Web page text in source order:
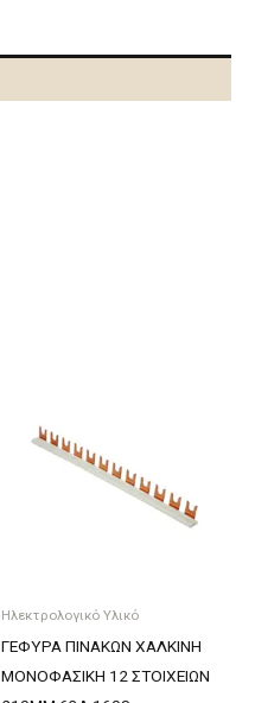
Ηλεκτρολογικό Υλικό
ΓΕΦΥΡΑ ΠΙΝΑΚΩΝ ΧΑΛΚΙΝΗ
ΜΟΝΟΦΑΣΙΚΗ 12 ΣΤΟΙΧΕΙΩΝ